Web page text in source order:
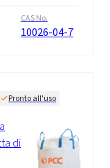
CAS No.
10026-04-7
Pronto all'uso
di